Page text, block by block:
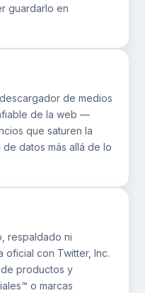
guardarlo en
de medios
de la web —
que saturen la
datos más allá de lo
respaldado ni
oficial con Twitter, Inc.
productos y
o marcas